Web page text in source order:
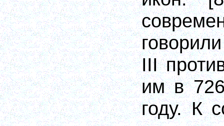
III
им в
году. К